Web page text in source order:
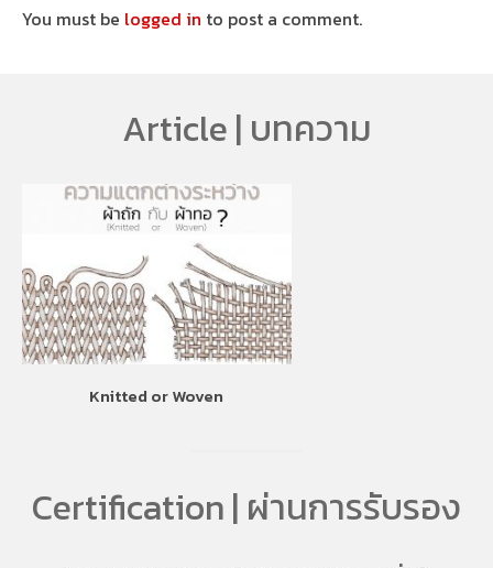
You must be logged in to post a comment.
Article | บทความ
Knitted or Woven
Certification | ผ่านการรับรอง